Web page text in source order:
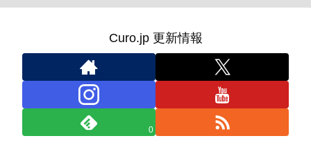
Curo.jp 更新情報
0